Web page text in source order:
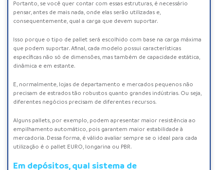
Portanto, se você quer contar com essas estruturas, é necessário
pensar, antes de mais nada, onde elas serão utilizadas e,
consequentemente, qual a carga que devem suportar.
Isso porque o tipo de pallet será escolhido com base na carga máxima
que podem suportar. Afinal, cada modelo possui características
específicas não só de dimensões, mas também de capacidade estática,
dinâmica e em estante.
E, normalmente, lojas de departamento e mercados pequenos não
precisam de estrados tão robustos quanto grandes indústrias. Ou seja,
diferentes negócios precisam de diferentes recursos.
Alguns pallets, por exemplo, podem apresentar maior resistência ao
empilhamento automático, pois garantem maior estabilidade à
mercadoria. Dessa forma, é válido avaliar sempre se o ideal para cada
utilização é o pallet EURO, longarina ou PBR.
Em depósitos, qual sistema de